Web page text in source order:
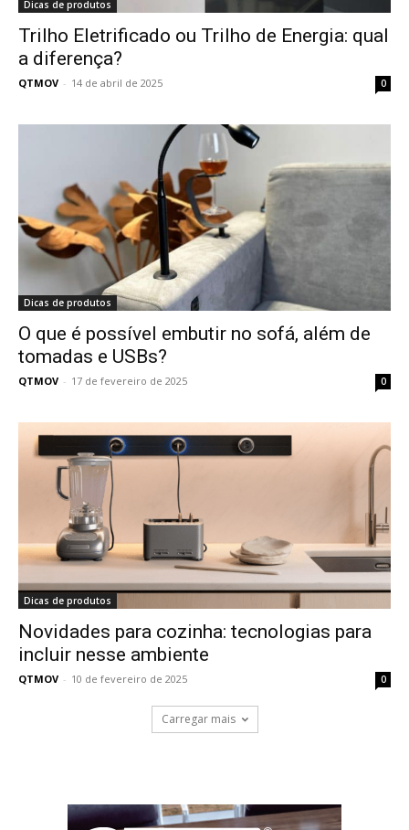
Dicas de produtos
Trilho Eletrificado ou Trilho de Energia: qual
a diferença?
QTMOV - 14 de abril de 2025 0
Dicas de produtos
O que é possível embutir no sofá, além de
tomadas e USBs?
QTMOV - 17 de fevereiro de 2025 0
Dicas de produtos
Novidades para cozinha: tecnologias para
incluir nesse ambiente
QTMOV - 10 de fevereiro de 2025 0
Carregar mais